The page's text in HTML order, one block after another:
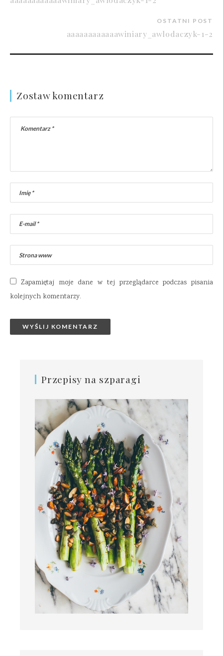
OSTATNI POST
aaaaaaaaaaaawiniary_awlodaczyk-1-2
Zostaw komentarz
Zapamiętaj moje dane w tej przeglądarce podczas pisania
kolejnych komentarzy.
Przepisy na szparagi